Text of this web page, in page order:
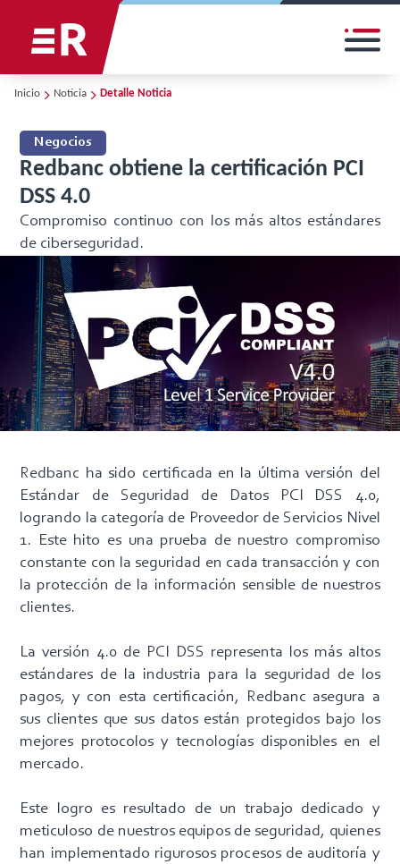
Inicio Noticia Detalle Noticia
Negocios
Redbanc obtiene la certificación PCI
DSS 4.0
Compromiso continuo con los más altos estándares
de ciberseguridad.
Redbanc ha sido certificada en la última versión del
Estándar de Seguridad de Datos PCI DSS 4.0,
logrando la categoría de Proveedor de Servicios Nivel
1. Este hito es una prueba de nuestro compromiso
constante con la seguridad en cada transacción y con
la protección de la información sensible de nuestros
clientes.
La versión 4.0 de PCI DSS representa los más altos
estándares de la industria para la seguridad de los
pagos, y con esta certificación, Redbanc asegura a
sus clientes que sus datos están protegidos bajo los
mejores protocolos y tecnologías disponibles en el
mercado.
Este logro es resultado de un trabajo dedicado y
meticuloso de nuestros equipos de seguridad, quienes
han implementado rigurosos procesos de auditoría y